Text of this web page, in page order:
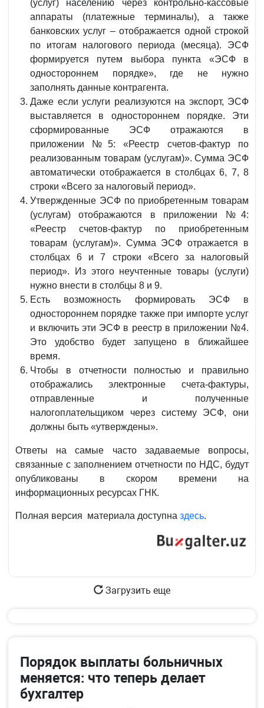
(услуг) населению через контрольно-кассовые
аппараты (платежные терминалы), а также
банковских услуг – отображается одной строкой
по итогам налогового периода (месяца). ЭСФ
формируется путем выбора пункта «ЭСФ в
одностороннем порядке», где не нужно
заполнять данные контрагента.
Даже если услуги реализуются на экспорт, ЭСФ
выставляется в одностороннем порядке. Эти
сформированные ЭСФ отражаются в
приложении №5: «Реестр счетов-фактур по
реализованным товарам (услугам)». Сумма ЭСФ
автоматически отображается в столбцах 6, 7, 8
строки «Всего за налоговый период».
Утвержденные ЭСФ по приобретенным товарам
(услугам) отображаются в приложении №4:
«Реестр счетов-фактур по приобретенным
товарам (услугам)». Сумма ЭСФ отражается в
столбцах 6 и 7 строки «Всего за налоговый
период». Из этого неучтенные товары (услуги)
нужно внести в столбцы 8 и 9.
Есть возможность формировать ЭСФ в
одностороннем порядке также при импорте услуг
и включить эти ЭСФ в реестр в приложении №4.
Это удобство будет запущено в ближайшее
время.
Чтобы в отчетности полностью и правильно
отображались электронные счета-фактуры,
отправленные и полученные
налогоплательщиком через систему ЭСФ, они
должны быть «утверждены».
Ответы на самые часто задаваемые вопросы,
связанные с заполнением отчетности по НДС, будут
опубликованы в скором времени на
информационных ресурсах ГНК.
Полная версия материала доступна здесь.
Загрузить еще
Порядок выплаты больничных
меняется: что теперь делает
бухгалтер